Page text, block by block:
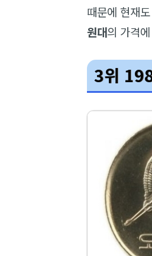
때문에 현재
원대의 가격
3위